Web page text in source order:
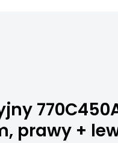
prawy +